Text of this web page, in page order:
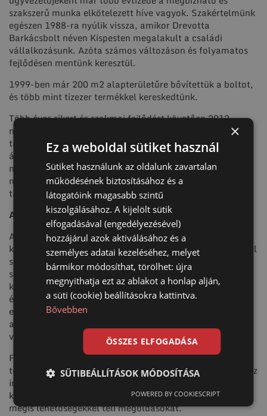
szakszerű munka elkötelezett híve vagyok. Szakértelmünk
egészen 1988-ra nyúlik vissza, amikor Drevotta
Barkácsbolt néven Kispesten megalakult a családi
vállalkozásunk. Azóta számos változáson és folyamatos
fejlődésen mentünk keresztül.
1999-ben már 200 m2 alapterületűre bővítettük a boltot,
és több mint tízezer termékkel kereskedtünk.
Több éves sikert és szakmai fejlődést követően 2012
novemberében megkezdtük a Krinner
talajcsavarok magyarországi forgalmazását. 2013
áprilisától a Krinner Expert hivatalos
magyarországi disztribútorai lettünk, aminek keretében
már nem csak forgalmazzuk, hanem telepítjük is a
talajcsavarokat Magyarországon.
A talajcsavarokról
A talajcsavar nem csupán egy alternatíva, hanem teljes
körű megoldást jelent. Felhasználási lehetőségei rendkívül
sokrétűek, akár ideiglenes, akár végleges megoldásra van
szükség. A talajcsavar a környezet károsítása nélkül,
könnyen elbontható, újra felhasználható, ezért az
építőipar számos területén alkalmazható alapozó
elemként. Ráadásul olyan esetekben is remek megoldás,
amikor a betonnal való alapozás nem lehetséges, például
vizes, nedves területeken.
Fő célunk, hogy ügyfeleinknek hatékony és megbízható
technológiával segítsünk projektjeik megvalósításában. Az
innováció és a minőség iránti elkötelezettségünknek
köszönhetően lehetővé tesszük számukra a megbízható,
mégis lehetőségekkel teli megoldásokat.
×
Ez a weboldal sütiket használ
Sütiket használunk az oldalunk zavartalan
működésének biztosításához és a
látogatóink magasabb szintű
kiszolgálásához. A kijelölt sütik
elfogadásával (engedélyezésével)
hozzájárul azok aktiválásához és a
személyes adatai kezeléséhez, melyet
bármikor módosíthat, törölhet: újra
megnyithatja ezt az ablakot a honlap alján,
a süti (cookie) beállításokra kattintva.
Bővebben
ÖSSZES ELFOGADÁSA
SÜTIBEÁLLÍTÁSOK MÓDOSÍTÁSA
POWERED BY COOKIESCRIPT